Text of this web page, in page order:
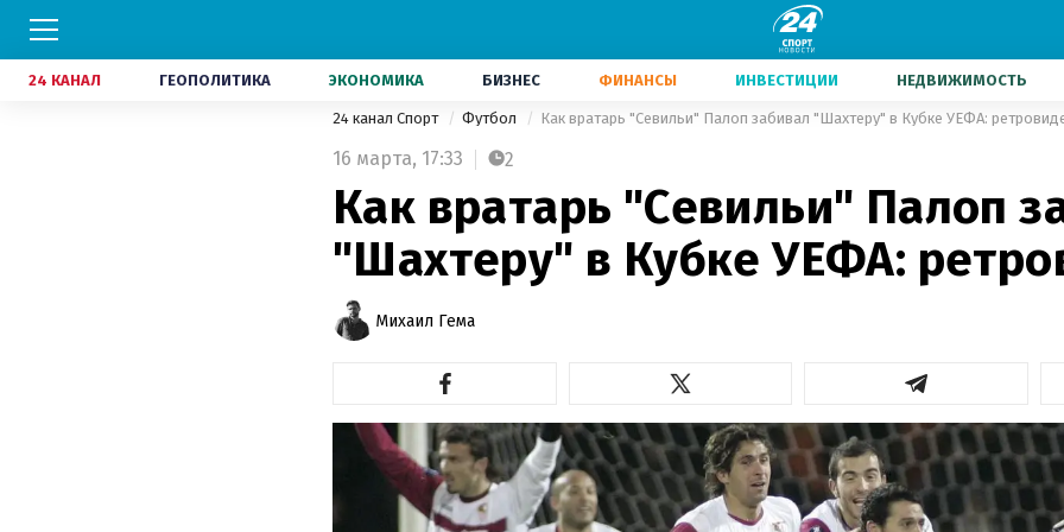
24 КАНАЛ ГЕОПОЛИТИКА ЭКОНОМИКА БИЗНЕС ФИНАНСЫ ИНВЕСТИЦИИ НЕДВИЖИМОСТЬ
24 канал Спорт Футбол Как вратарь "Севильи" Палоп забивал "Шахтеру" в Кубке УЕФА:
16 марта, 17:33 2
Как вратарь "Севильи" Палоп
"Шахтеру" в Кубке УЕФА:
Михаил Гема